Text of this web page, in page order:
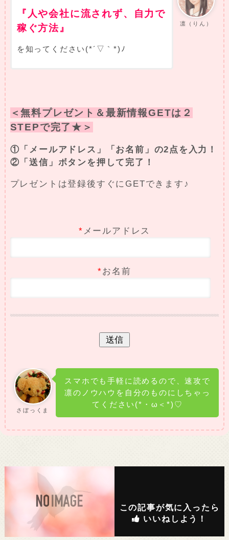
凛（りん）
『人や会社に流されず、自力で
稼ぐ方法』
を知ってください(*´▽｀*)ﾉ
＜無料プレゼント＆最新情報GETは２
STEPで完了★＞
①「メールアドレス」「お名前」の2点を入力！
②「送信」ボタンを押して完了！
プレゼントは登録後すぐにGETできます♪
* メールアドレス
*お名前
さぼっくま
スマホでも手軽に読めるので、速攻で
凛のノウハウを自分のものにしちゃっ
てください(*・ω＜*)♡
この記事が気に入ったら
いいねしよう！